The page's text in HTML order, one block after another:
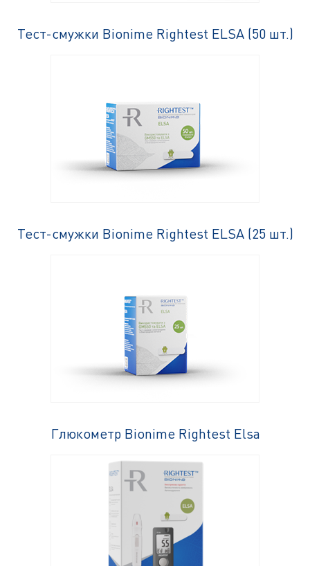
Тест-смужки Bionime Rightest ELSA (50 шт.)
Тест-смужки Bionime Rightest ELSA (25 шт.)
Глюкометр Bionime Rightest Elsa